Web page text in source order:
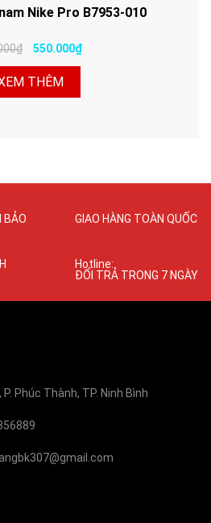
Nike Pro B7953-010
550.000₫
THÊM
BẢO GIAO HÀNG TOÀN QUỐC
Hotline:
ĐỔI TRẢ TRONG 7 NGÀY
Phúc Thành, TP. Ninh Bình